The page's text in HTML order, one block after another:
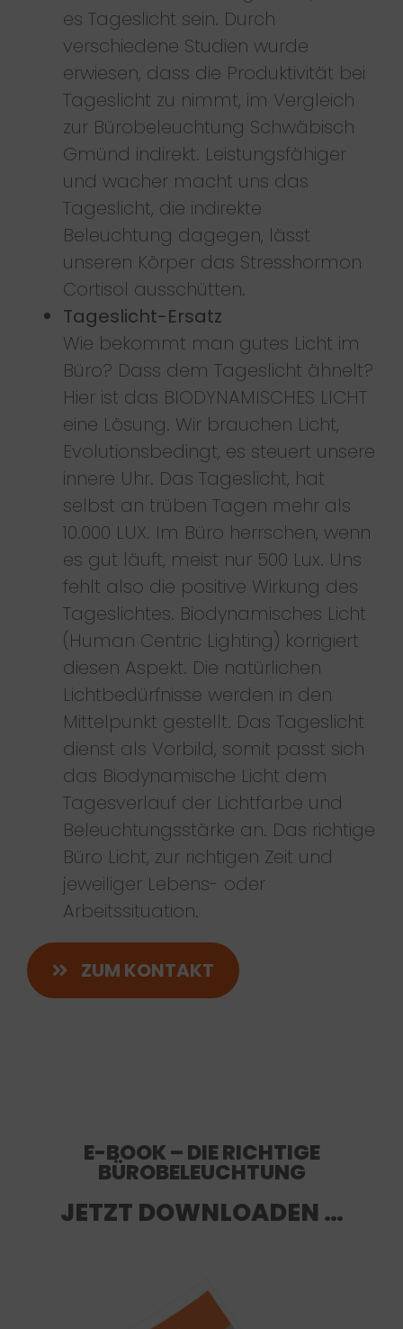
es Tageslicht sein. Durch
verschiedene Studien wurde
erwiesen, dass die Produktivität bei
Tageslicht zu nimmt, im Vergleich
zur Bürobeleuchtung Schwäbisch
Gmünd indirekt. Leistungsfähiger
und wacher macht uns das
Tageslicht, die indirekte
Beleuchtung dagegen, lässt
unseren Körper das Stresshormon
Cortisol ausschütten.
Tageslicht-Ersatz
Wie bekommt man gutes Licht im
Büro? Dass dem Tageslicht ähnelt?
Hier ist das BIODYNAMISCHES LICHT
eine Lösung. Wir brauchen Licht,
Evolutionsbedingt, es steuert unsere
innere Uhr. Das Tageslicht, hat
selbst an trüben Tagen mehr als
10.000 LUX. Im Büro herrschen, wenn
es gut läuft, meist nur 500 Lux. Uns
fehlt also die positive Wirkung des
Tageslichtes. Biodynamisches Licht
(Human Centric Lighting) korrigiert
diesen Aspekt. Die natürlichen
Lichtbedürfnisse werden in den
Mittelpunkt gestellt. Das Tageslicht
dienst als Vorbild, somit passt sich
das Biodynamische Licht dem
Tagesverlauf der Lichtfarbe und
Beleuchtungsstärke an. Das richtige
Büro Licht, zur richtigen Zeit und
jeweiliger Lebens- oder
Arbeitssituation.
ZUM KONTAKT
E-BOOK – DIE RICHTIGE
BÜROBELEUCHTUNG
JETZT DOWNLOADEN …